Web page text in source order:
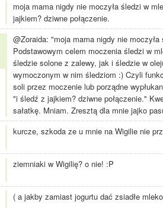
moja mama nigdy nie moczyła śledzi w
jajkiem? dziwne połączenie.
@Zoraida: "moja mama nigdy nie
Podstawowym celem moczenia śledzi w
śledzie solone z zalewy, jak i śledzie w
wymoczonym w nim śledziom :) Czyli
soli przez moczenie lub porządne
"i śledź z jajkiem? dziwne połączenie."
sałatkę. Mniam. Zresztą dla mnie jajko
kurcze, szkoda ze u mnie na Wigilie nie
ziemniaki w Wigilię? o nie! :P
( a jakby zamiast jogurtu dać zsiadłe